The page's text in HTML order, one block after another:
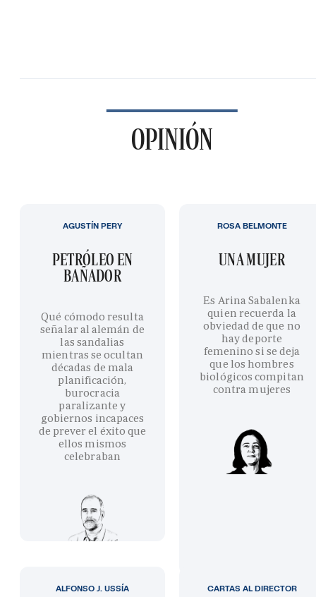
OPINIÓN
PETRÓLEO EN
BAÑADOR
Qué cómodo resulta
señalar al alemán de
las sandalias
mientras se ocultan
décadas de mala
planificación,
burocracia
paralizante y
gobiernos incapaces
de prever el éxito que
ellos mismos
celebraban
AGUSTÍN PERY
UNA MUJER
Es Arina Sabalenka
quien recuerda la
obviedad de que no
hay deporte
femenino si se deja
que los hombres
biológicos compitan
contra mujeres
ROSA BELMONTE
ALFONSO J. USSÍA CARTAS AL DIRECTOR